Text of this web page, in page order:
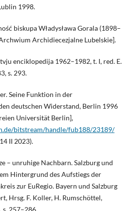
1998.
biskupa Władysława Gorala (1898–
Archidiecezjalne Lubelskie].
enciklopedija 1962–1982, t. I, red. E.
s. 293.
Seine Funktion in der
deutschen Widerstand, Berlin 1996
Universität Berlin],
bitstream/handle/fub188/23189/
II 2023).
– unruhige Nachbarn. Salzburg und
Hintergrund des Aufstiegs der
zur EuRegio. Bayern und Salzburg
Hrsg. F. Koller, H. Rumschöttel,